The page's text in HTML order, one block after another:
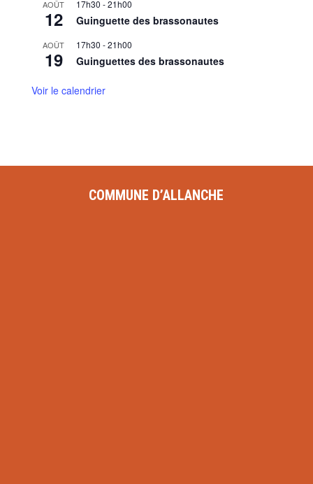
AOÛT
12
17h30 -21h00
Guinguette des brassonautes
AOÛT
19
17h30 -21h00
Guinguettes des brassonautes
Voir le calendrier
COMMUNE D’ALLANCHE